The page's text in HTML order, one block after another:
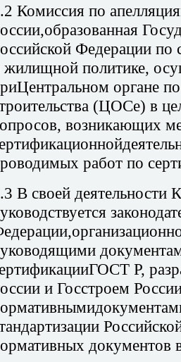
Комиссия по
Федерации по
жилищной политике,
органе
(ЦОСе) в
возникающих
работ по
В своей деятельности
Р,
и Госстроем
документов